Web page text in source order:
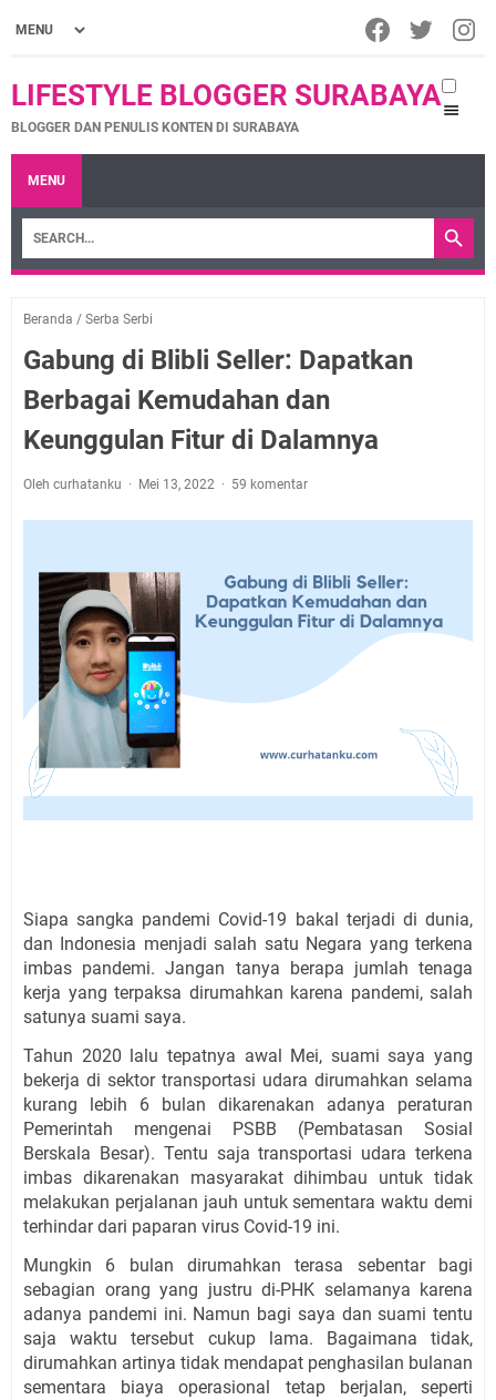
LIFESTYLE BLOGGER SURABAYA
BLOGGER DAN PENULIS KONTEN DI SURABAYA
MENU
Beranda / Serba Serbi
Gabung di Blibli Seller: Dapatkan
Berbagai Kemudahan dan
Keunggulan Fitur di Dalamnya
Oleh curhatanku Mei 13, 2022 59 komentar
Siapa sangka pandemi Covid-19 bakal terjadi di dunia,
dan Indonesia menjadi salah satu Negara yang terkena
imbas pandemi. Jangan tanya berapa jumlah tenaga
kerja yang terpaksa dirumahkan karena pandemi, salah
satunya suami saya.
Tahun 2020 lalu tepatnya awal Mei, suami saya yang
bekerja di sektor transportasi udara dirumahkan selama
kurang lebih 6 bulan dikarenakan adanya peraturan
Pemerintah mengenai PSBB (Pembatasan Sosial
Berskala Besar). Tentu saja transportasi udara terkena
imbas dikarenakan masyarakat dihimbau untuk tidak
melakukan perjalanan jauh untuk sementara waktu demi
terhindar dari paparan virus Covid-19 ini.
Mungkin 6 bulan dirumahkan terasa sebentar bagi
sebagian orang yang justru di-PHK selamanya karena
adanya pandemi ini. Namun bagi saya dan suami tentu
saja waktu tersebut cukup lama. Bagaimana tidak,
dirumahkan artinya tidak mendapat penghasilan bulanan
sementara biaya operasional tetap berjalan, seperti